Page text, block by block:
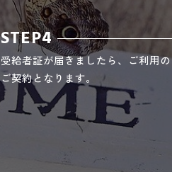
STEP4
受給者証が届きましたら、ご利用の
ご契約となります。